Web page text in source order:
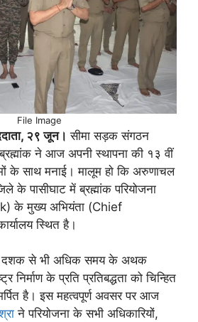
File Image
२९ जून। सीमा सड़क संगठन
ने आज अपनी स्थापना की १३ वीं
के साथ मनाई। मालूम हाे कि अरुणाचल
के पासीघाट में ब्रह्मांक परियोजना
के मुख्य अभियंता (Chief
स्थित है।
दशक से भी अधिक समय के अथक
निर्माण के प्रति प्रतिबद्धता को चिन्हित
है। इस महत्वपूर्ण अवसर पर आज
ने परियोजना के सभी अधिकारियों,